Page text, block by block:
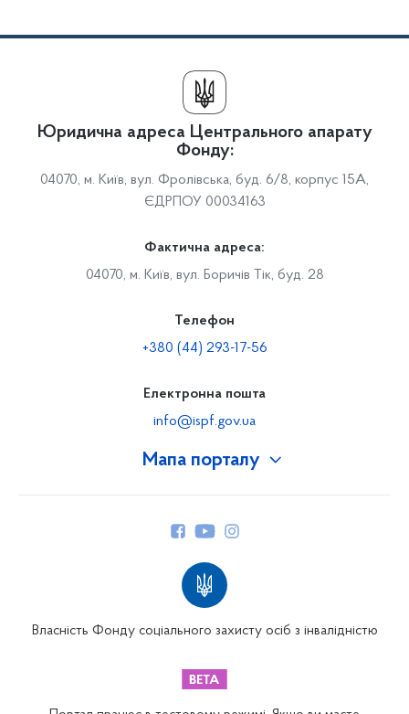
Мапа порталу
Юридична адреса Центрального апарату
Фонду:
04070, м. Київ, вул. Фролівська, буд. 6/8, корпус 15А,
ЄДРПОУ 00034163
Фактична адреса:
04070, м. Київ, вул. Боричів Тік, буд. 28
Телефон
+380 (44) 293-17-56
Електронна пошта
info@ispf.gov.ua
Власність Фонду соціального захисту осіб з інвалідністю